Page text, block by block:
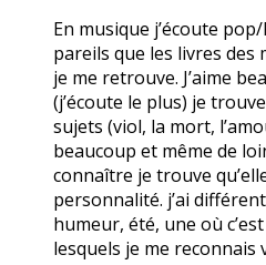
En musique j’écoute
pareils que les livres des
je me retrouve. J’aime
(j’écoute le plus) je
sujets (viol, la mort,
beaucoup et même de
connaître je trouve
personnalité. j’ai
humeur, été, une où
lesquels je me reconnais